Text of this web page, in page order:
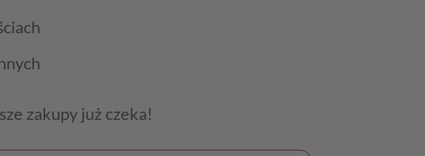
zakupy już czeka!